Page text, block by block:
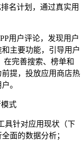
名计划，通过真实用
用户评论，发现用户
主要功能，引导用户
在完善搜索、榜单和
提，投放应用商店热
。
式
具针对应用现状（下
面的数据分析；